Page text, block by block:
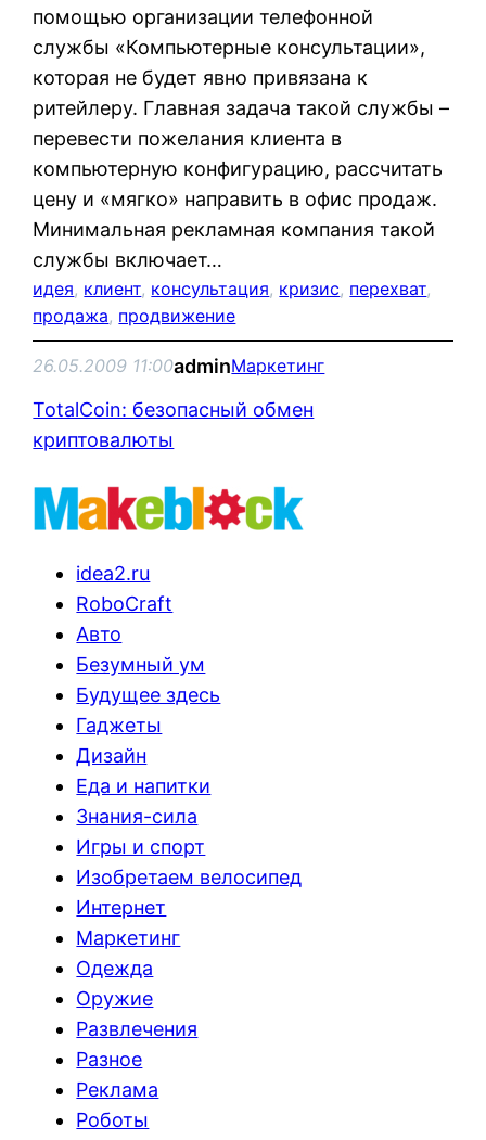
помощью организации телефонной
службы «Компьютерные консультации»,
которая не будет явно привязана к
ритейлеру. Главная задача такой службы –
перевести пожелания клиента в
компьютерную конфигурацию, рассчитать
цену и «мягко» направить в офис продаж.
Минимальная рекламная компания такой
службы включает…
идея, клиент, консультация, кризис, перехват
продажа, продвижение
26.05.2009 11:00adminМаркетинг
TotalCoin: безопасный обмен
криптовалюты
idea2.ru
RoboCraft
Авто
Безумный ум
Будущее здесь
Гаджеты
Дизайн
Еда и напитки
Знания-сила
Игры и спорт
Изобретаем велосипед
Интернет
Маркетинг
Одежда
Оружие
Развлечения
Разное
Реклама
Роботы